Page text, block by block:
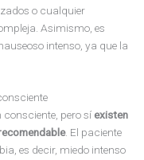
o cualquier
Asimismo, es
intenso, ya que la
pero sí existen
. El paciente
es decir, miedo intenso